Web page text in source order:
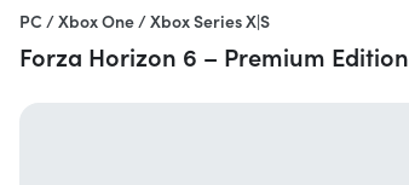
PC / Xbox One / Xbox Series X|S
Forza Horizon 6 – Premium Edition